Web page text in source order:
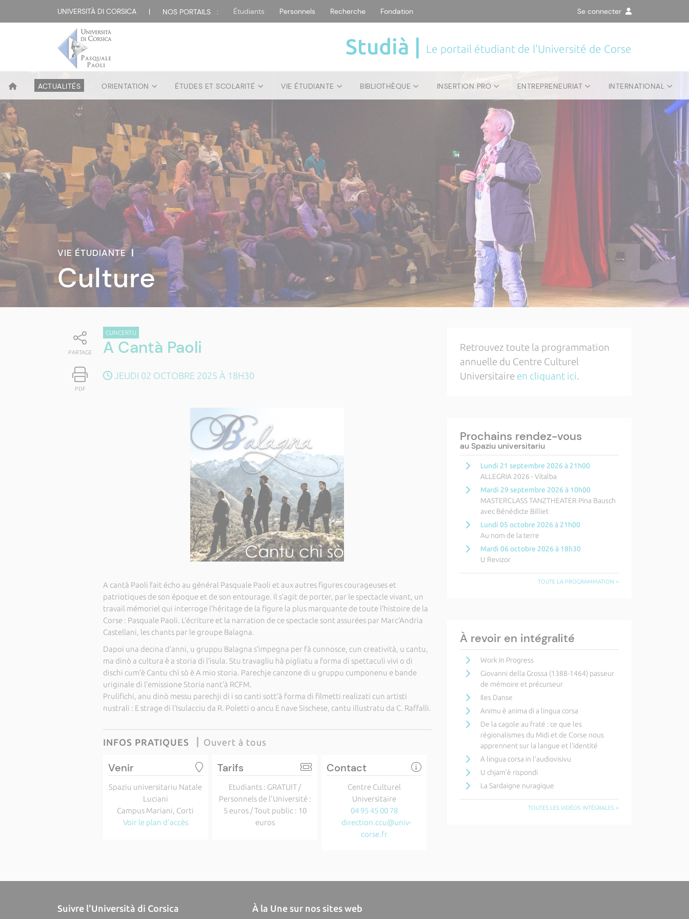
UNIVERSITÀ DI CORSICA | NOS PORTAILS : Étudiants Personnels Recherche Fondation Se connecter
Studià | Le portail étudiant de l'Université de Corse
ACTUALITÉS ORIENTATION ÉTUDES ET SCOLARITÉ VIE ÉTUDIANTE BIBLIOTHÈQUE INSERTION PRO ENTREPRENEURIAT INTERNATIONAL
VIE ÉTUDIANTE |
Culture
PARTAGE
PDF
CUNCERTU
A Cantà Paoli
JEUDI 02 OCTOBRE 2025 À 18H30
A cantà Paoli fait écho au général Pasquale Paoli et aux autres figures courageuses et
patriotiques de son époque et de son entourage. Il s’agit de porter, par le spectacle vivant, un
travail mémoriel qui interroge l’héritage de la figure la plus marquante de toute l’histoire de la
Corse : Pasquale Paoli. L’écriture et la narration de ce spectacle sont assurées par Marc’Andria
Castellani, les chants par le groupe Balagna.
Dapoi una decina d’anni, u gruppu Balagna s’impegna per fà cunnosce, cun creatività, u cantu,
ma dinò a cultura è a storia di l’isula. Stu travagliu hà pigliatu a forma di spettaculi vivi o di
dischi cum’è Cantu chì sò è A mio storia. Parechje canzone di u gruppu cumponenu e bande
uriginale di l’emissione Storia nant’à RCFM.
Prulifichi, anu dinò messu parechji di i so canti sott’à forma di filmetti realizati cun artisti
nustrali : E strage di l’Isulacciu da R. Poletti o ancu E nave Sischese, cantu illustratu da C. Raffalli.
INFOS PRATIQUES Ouvert à tous
Venir
Spaziu universitariu Natale
Luciani
Campus Mariani, Corti
Voir le plan d'accès
Tarifs
Etudiants : GRATUIT /
Personnels de l'Université :
5 euros / Tout public : 10
euros
Contact
Centre Culturel
Universitaire
04 95 45 00 78
direction.ccu@univ-
corse.fr
Retrouvez toute la programmation
annuelle du Centre Culturel
Universitaire en cliquant ici.
Prochains rendez-vous
au Spaziu universitariu
Lundi 21 septembre 2026 à 21h00
ALLEGRIA 2026 - Vitalba
Mardi 29 septembre 2026 à 10h00
MASTERCLASS TANZTHEATER Pina Bausch
avec Bénédicte Billiet
Lundi 05 octobre 2026 à 21h00
Au nom de la terre
Mardi 06 octobre 2026 à 18h30
U Revizor
TOUTE LA PROGRAMMATION >
À revoir en intégralité
Work In Progress
Giovanni della Grossa (1388-1464) passeur
de mémoire et précurseur
Iles Danse
Animu è anima di a lingua corsa
De la cagole au fraté : ce que les
régionalismes du Midi et de Corse nous
apprennent sur la langue et l’identité
A lingua corsa in l’audiovisivu
U chjam’è rispondi
La Sardaigne nuragique
TOUTES LES VIDÉOS INTÉGRALES >
Suivre l'Università di Corsica À la Une sur nos sites web